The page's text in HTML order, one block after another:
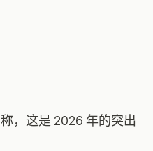
称，这是 2026 年的突出